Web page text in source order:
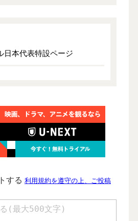
日本代表特設ページ